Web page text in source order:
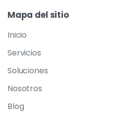
Mapa del sitio
Inicio
Servicios
Soluciones
Nosotros
Blog